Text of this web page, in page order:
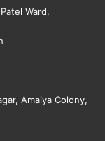
Ward,
Amaiya Colony,